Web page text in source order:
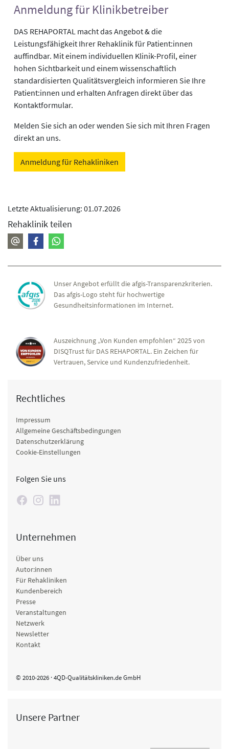
Anmeldung für Klinikbetreiber
DAS REHAPORTAL macht das Angebot & die
Leistungsfähigkeit Ihrer Rehaklinik für Patient:innen
auffindbar. Mit einem individuellen Klinik-Profil, einer
hohen Sichtbarkeit und einem wissenschaftlich
standardisierten Qualitätsvergleich informieren Sie Ihre
Patient:innen und erhalten Anfragen direkt über das
Kontaktformular.
Melden Sie sich an oder wenden Sie sich mit Ihren Fragen
direkt an uns.
Anmeldung für Rehakliniken
Letzte Aktualisierung: 01.07.2026
Rehaklinik teilen
Unser Angebot erfüllt die afgis-Transparenzkriterien.
Das afgis-Logo steht für hochwertige
Gesundheitsinformationen im Internet.
Auszeichnung „Von Kunden empfohlen“ 2025 von
DISQTrust für DAS REHAPORTAL. Ein Zeichen für
Vertrauen, Service und Kundenzufriedenheit.
Rechtliches
Impressum
Allgemeine Geschäftsbedingungen
Datenschutzerklärung
Cookie-Einstellungen
Folgen Sie uns
Unternehmen
Über uns
Autor:innen
Für Rehakliniken
Kundenbereich
Presse
Veranstaltungen
Netzwerk
Newsletter
Kontakt
© 2010-2026 · 4QD-Qualitätskliniken.de GmbH
Unsere Partner